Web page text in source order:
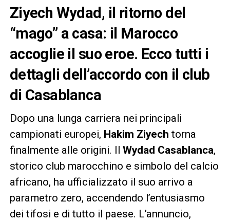
Ziyech Wydad, il ritorno del
“mago” a casa: il Marocco
accoglie il suo eroe. Ecco tutti i
dettagli dell’accordo con il club
di Casablanca
Dopo una lunga carriera nei principali
campionati europei, Hakim Ziyech torna
finalmente alle origini. Il Wydad Casablanca,
storico club marocchino e simbolo del calcio
africano, ha ufficializzato il suo arrivo a
parametro zero, accendendo l’entusiasmo
dei tifosi e di tutto il paese. L’annuncio,